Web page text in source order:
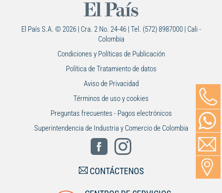
El País S.A. © 2026 | Cra. 2 No. 24-46 | Tel. (572) 8987000 | Cali -
Colombia
Condiciones y Políticas de Publicación
Política de Tratamiento de datos
Aviso de Privacidad
Términos de uso y cookies
Preguntas frecuentes - Pagos electrónicos
Superintendencia de Industria y Comercio de Colombia
CONTÁCTENOS